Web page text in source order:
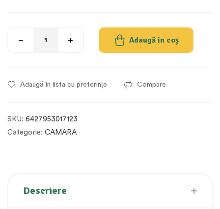
Adaugă în coș
Adaugă în lista cu preferințe Compare
SKU: 6427953017123
Categorie: CAMARA
Descriere